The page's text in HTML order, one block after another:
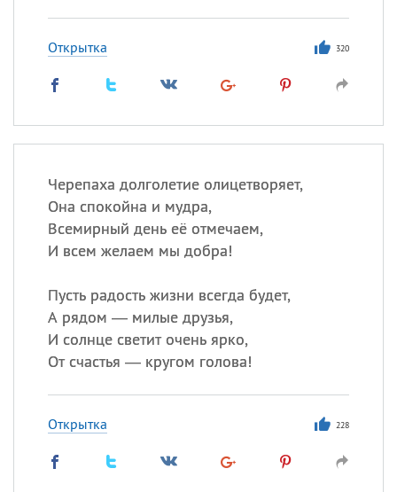
Открытка 320
Черепаха долголетие олицетворяет,
Она спокойна и мудра,
Всемирный день её отмечаем,
И всем желаем мы добра!
Пусть радость жизни всегда будет,
А рядом — милые друзья,
И солнце светит очень ярко,
От счастья — кругом голова!
Открытка 228